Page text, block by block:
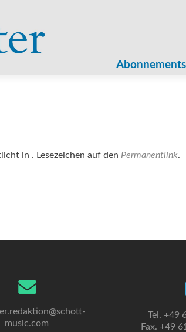
Abonnements
in . Lesezeichen auf den Permanentlink.
music.com
Tel. +49
Fax. +49